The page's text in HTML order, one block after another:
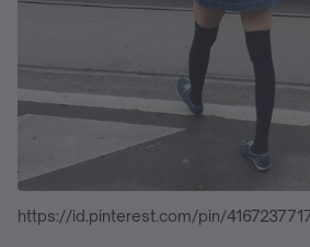
https://id.pinterest.com/pin/